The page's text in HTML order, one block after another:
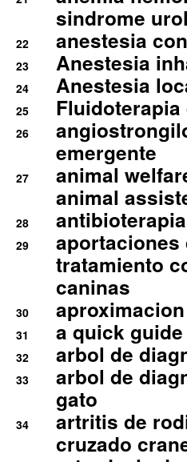
sindrome
22 anestesia
23 Anestesia
24 Anestesia
25
26
emergente
27
animal
animal
28
29
aportaciones
tratamiento
caninas
30
31 a quick
32 arbol de
33
arbol de
gato
34
artritis de
cruzado